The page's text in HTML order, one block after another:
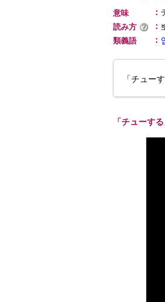
意味
：
読み方
：
類義語
：
「チュー
「チューす